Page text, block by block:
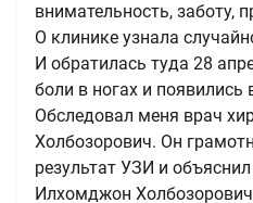
внимательность, заботу,
О клинике узнала
И обратилась туда 28
боли в ногах и
Обследовал меня врач
Холбозорович. Он
результат УЗИ и
Илхомджон